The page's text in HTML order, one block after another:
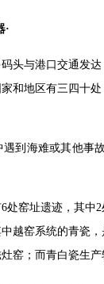
·
头与港口交通发
和地区有三四十
到海难或其他事
处窑址遗迹，其中
越窑系统的青瓷
窑；而青白瓷生产